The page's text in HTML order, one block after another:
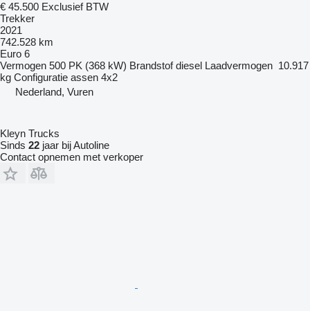
€ 45.500 Exclusief BTW
Trekker
2021
742.528 km
Euro 6
Vermogen 500 PK (368 kW) Brandstof diesel Laadvermogen 10.917
kg Configuratie assen 4x2
Nederland, Vuren
Kleyn Trucks
Sinds 22 jaar bij Autoline
Contact opnemen met verkoper